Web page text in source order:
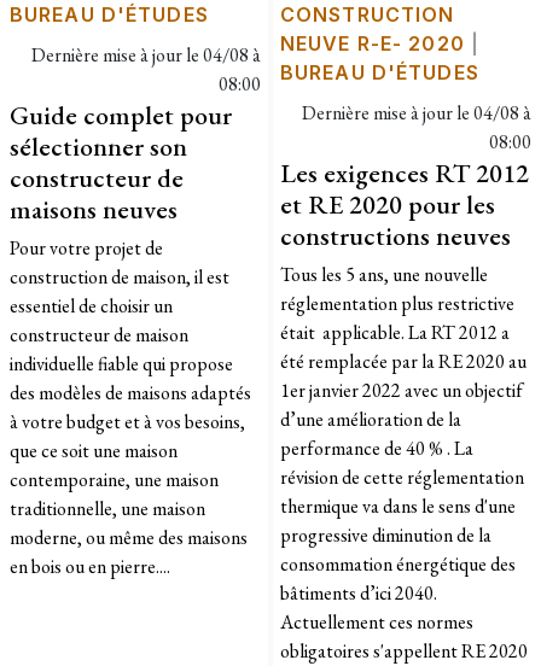
BUREAU D'ÉTUDES
Dernière mise à jour le04/08 à
08:00
Guide complet pour
sélectionner son
constructeur de
maisons neuves
Pour votre projet de
construction de maison, il est
essentiel de choisir un
constructeur de maison
individuelle fiable qui propose
des modèles de maisons adaptés
à votre budget et à vos besoins,
que ce soit une maison
contemporaine, une maison
traditionnelle, une maison
moderne, ou même des maisons
en bois ou en pierre....
CONSTRUCTION
NEUVE R-E- 2020
BUREAU D'ÉTUDES
Dernière mise à jour le04/08 à
08:00
Les exigences RT 2012
et RE 2020 pour les
constructions neuves
​Tous les 5 ans, une nouvelle
réglementation plus restrictive
était applicable. La RT 2012 a
été remplacée par la RE 2020 au
1er janvier 2022 avec un objectif
d’une amélioration de la
performance de 40 % . La
révision de cette réglementation
thermique va dans le sens d'une
progressive diminution de la
consommation énergétique des
bâtiments d’ici 2040.
Actuellement ces normes
obligatoires s'appellent RE 2020